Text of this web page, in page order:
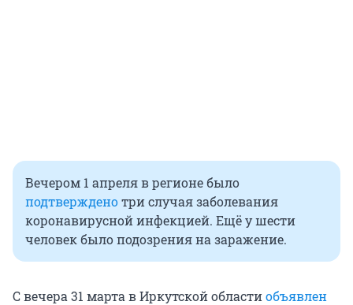
Вечером 1 апреля в регионе было
подтвержденотри случая заболевания
коронавирусной инфекцией. Ещё у шести
человек было подозрения на заражение.
С вечера 31 марта в Иркутской областиобъявлен